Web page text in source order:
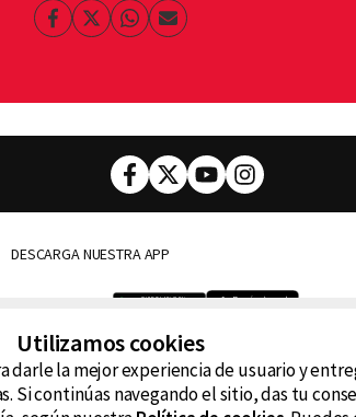
Facebook
TwitterWhatsapp
Enviar
Facebook
TwitterYoutubeInstagram
DESCARGA NUESTRA APP
La Caliente
Utilizamos cookies
darle la mejor experiencia de usuario y
Si continúas navegando el sitio, das tu